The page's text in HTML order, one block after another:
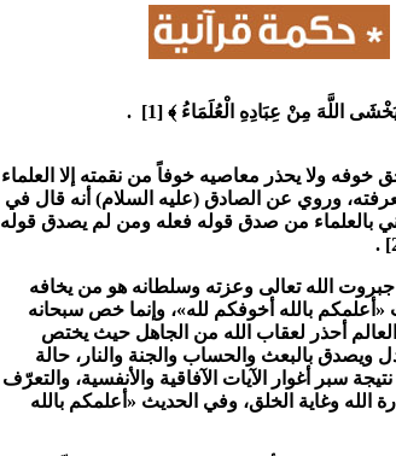
اللَّهَ مِنْ عِبَادِهِ الْعُلَمَاءُ ﴾ [1] .
خوفه ولا يحذر معاصيه خوفاً من نقمته إلا العلماء
وروي عن الصادق (عليه السلام) أنه قال في
بالعلماء من صدق قوله فعله ومن لم يصدق قوله
الله تعالى وعزته وسلطانه هو من يخافه
بالله أخوفكم لله»، وإنما خص سبحانه
العالم أحذر لعقاب الله من الجاهل حيث يختص
ويصدق بالبعث والحساب والجنة والنار، حالة
سبر أغوار الآيات الآفاقية والأنفسية، والتعرّف
الله وغاية الخلق، وفي الحديث «أعلمكم بالله